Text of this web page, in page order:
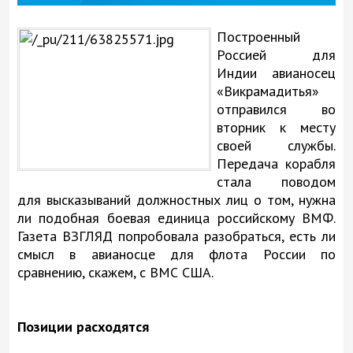
Построенный
Россией для
Индии авианосец
«Викрамадитья»
отправился во
вторник к месту
своей службы.
Передача корабля
стала поводом
для высказываний должностных лиц о том, нужна
ли подобная боевая единица российскому ВМФ.
Газета ВЗГЛЯД попробовала разобраться, есть ли
смысл в авианосце для флота России по
сравнению, скажем, с ВМС США.
Позиции расходятся